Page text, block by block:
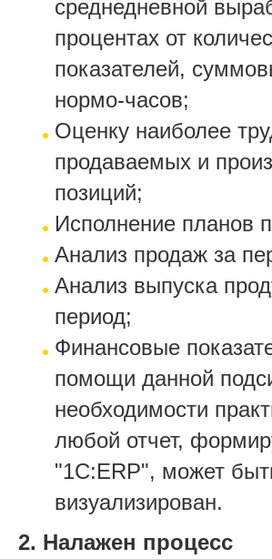
среднедневной
процентах от
показателей,
нормо-часов;
Оценку наиболее
продаваемых и
позиций;
Исполнение планов
Анализ продаж за
Анализ выпуска
период;
Финансовые
помощи данной
необходимости
любой отчет,
"1С:ERP", может
визуализирован.
2. Налажен процесс